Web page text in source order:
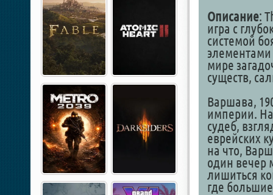
Описание:
игра с
системой
мире
существ,
Варшава,
империи.
судеб,
еврейских
на что,
один вечер
лишиться
где